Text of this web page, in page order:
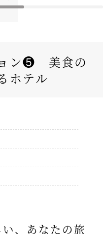
ン❺ 美食の
ホテル
、あなたの旅